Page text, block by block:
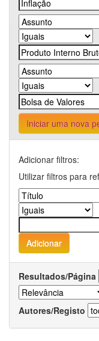
Iniciar uma nova
Adicionar filtros:
Utilizar filtros para
Resultados/Página
Autores/Registo